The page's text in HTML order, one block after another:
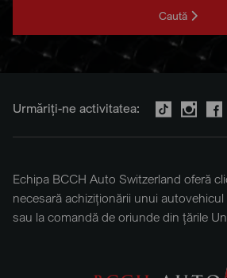
Caută
Urmăriți-ne activitatea:
Echipa BCCH Auto Switzerland oferă
necesară achiziționării unui
sau la comandă de oriunde din țările